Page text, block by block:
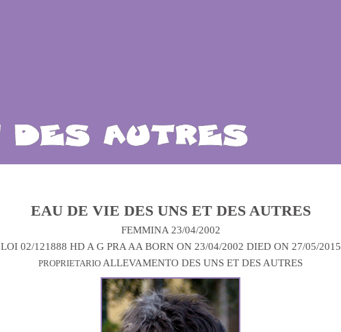
EAU DE VIE DES UNS ET DES AUTRES
FEMMINA 23/04/2002
LOI 02/121888 HD A G PRA AA BORN ON 23/04/2002 DIED ON 27/05/2015
PROPRIETARIO ALLEVAMENTO DES UNS ET DES AUTRES